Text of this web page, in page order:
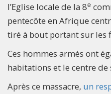
l’Eglise locale de la 8e
pentecôte en Afrique
tiré à bout portant sur les
Ces hommes armés ont
habitations et le centre
Après ce massacre, un